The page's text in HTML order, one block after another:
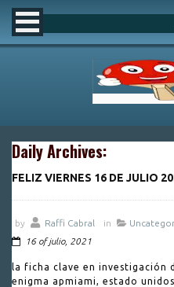
Daily Archives:
FELIZ VIERNES 16 DE JULIO
by Raffi Cabral in
16 of julio, 2021
la ficha clave en investigación
enigma apmiami, estado